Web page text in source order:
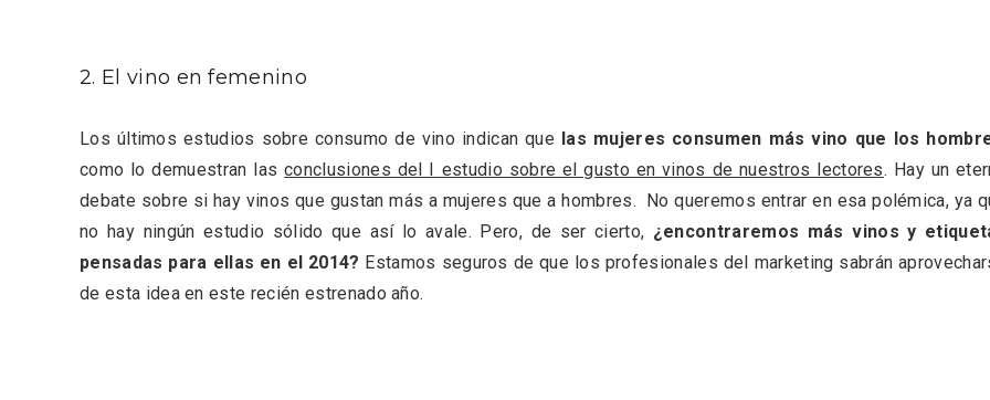
2. El vino en femenino
Los últimos estudios sobre consumo de vino indican que las mujeres consumen más vino que los
como lo demuestran lasconclusiones del I estudio sobre el gusto en vinos de nuestros lectores. Hay un
debate sobre si hay vinos que gustan más a mujeres que a hombres. No queremos entrar en esa polémica, ya
no hay ningún estudio sólido que así lo avale. Pero, de ser cierto, ¿encontraremos más vinos y
pensadas para ellas en el 2014? Estamos seguros de que los profesionales del marketing sabrán
de esta idea en este recién estrenado año.
V Feria Europea del Queso
2026 en Serrada
La zonificación como
recurso turístico de la Ruta
IV Edición del Festival
Narración Oral,